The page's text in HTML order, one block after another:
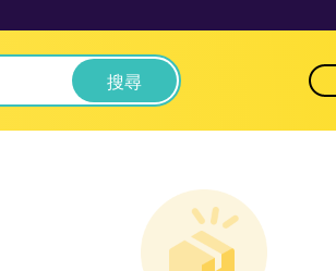
搜尋